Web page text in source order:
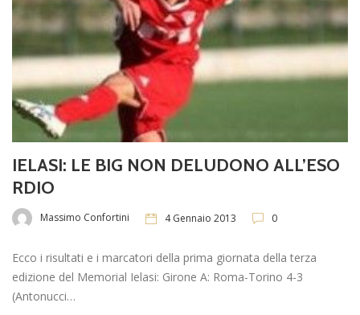
IELASI: LE BIG NON DELUDONO ALL’ESO
RDIO
Massimo Confortini 4 Gennaio 2013 0
Ecco i risultati e i marcatori della prima giornata della terza
edizione del Memorial Ielasi: Girone A: Roma-Torino 4-3
(Antonucci…